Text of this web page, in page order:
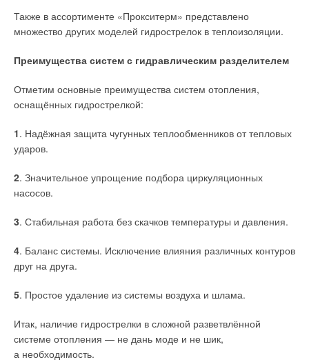
Также в ассортименте «Прокситерм» представлено
множество других моделей гидрострелок в теплоизоляции.
Преимущества систем с гидравлическим разделителем
Отметим основные преимущества систем отопления,
оснащённых гидрострелкой:
1. Надёжная защита чугунных теплообменников от тепловых
ударов.
2. Значительное упрощение подбора циркуляционных
насосов.
3. Стабильная работа без скачков температуры и давления.
4. Баланс системы. Исключение влияния различных контуров
друг на друга.
5. Простое удаление из системы воздуха и шлама.
Итак, наличие гидрострелки в сложной разветвлённой
системе отопления — не дань моде и не шик,
а необходимость.